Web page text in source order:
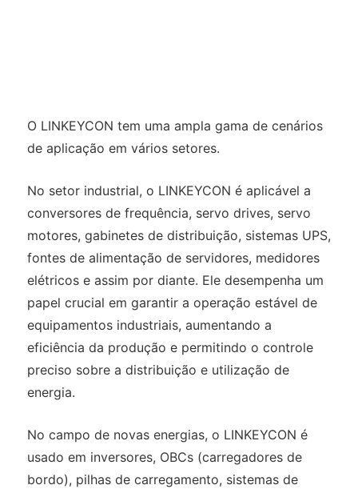
O LINKEYCON tem uma ampla gama de cenários
de aplicação em vários setores.
No setor industrial, o LINKEYCON é aplicável a
conversores de frequência, servo drives, servo
motores, gabinetes de distribuição, sistemas UPS,
fontes de alimentação de servidores, medidores
elétricos e assim por diante. Ele desempenha um
papel crucial em garantir a operação estável de
equipamentos industriais, aumentando a
eficiência da produção e permitindo o controle
preciso sobre a distribuição e utilização de
energia.
No campo de novas energias, o LINKEYCON é
usado em inversores, OBCs (carregadores de
bordo), pilhas de carregamento, sistemas de